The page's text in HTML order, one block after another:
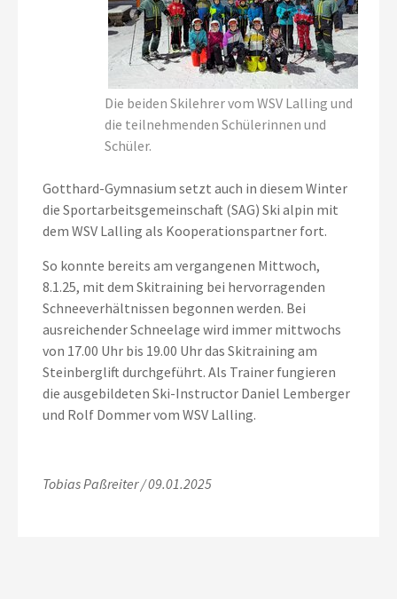
Die beiden Skilehrer vom WSV Lalling und
die teilnehmenden Schülerinnen und
Schüler.
Gotthard-Gymnasium setzt auch in diesem Winter
die Sportarbeitsgemeinschaft (SAG) Ski alpin mit
dem WSV Lalling als Kooperationspartner fort.
So konnte bereits am vergangenen Mittwoch,
8.1.25, mit dem Skitraining bei hervorragenden
Schneeverhältnissen begonnen werden. Bei
ausreichender Schneelage wird immer mittwochs
von 17.00 Uhr bis 19.00 Uhr das Skitraining am
Steinberglift durchgeführt. Als Trainer fungieren
die ausgebildeten Ski-Instructor Daniel Lemberger
und Rolf Dommer vom WSV Lalling.
Tobias Paßreiter / 09.01.2025